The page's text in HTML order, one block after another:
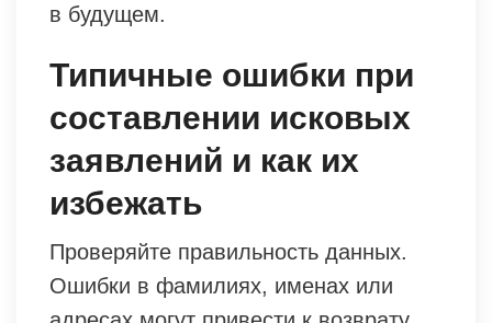
в будущем.
Типичные ошибки при
составлении исковых
заявлений и как их
избежать
Проверяйте правильность данных.
Ошибки в фамилиях, именах или